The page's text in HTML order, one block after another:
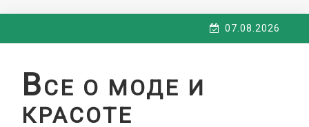
07.08.2026
ВСЕ О МОДЕ И
КРАСОТЕ